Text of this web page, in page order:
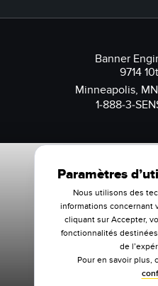
Banner
9714
Minneapolis,
1-888-3-
Paramètres
Nous utilisons des
informations concernant
cliquant sur Accepter,
fonctionnalités
de
Pour en savoir plus,